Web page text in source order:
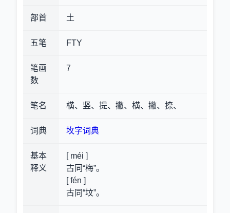
部首 土
五笔 FTY
笔画
数
7
笔名 横、竖、提、撇、横、撇、捺、
词典 坆字词典
基本
释义
[ méi ]
古同“梅”。
[ fén ]
古同“坟”。